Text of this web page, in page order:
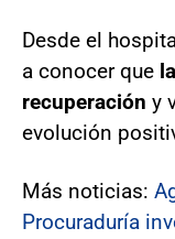
Desde el
a conocer que
recuperación y
evolución
Más noticias:
Procuraduría